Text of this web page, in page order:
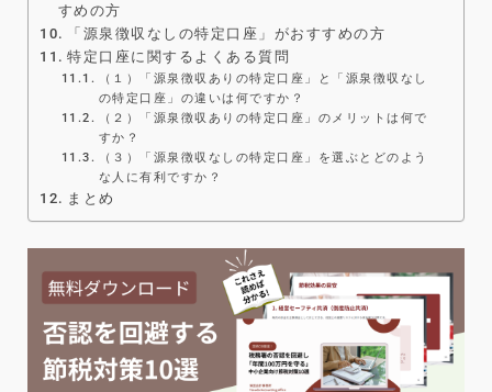
すめの方
「源泉徴収なしの特定口座」がおすすめの方
特定口座に関するよくある質問
（１）「源泉徴収ありの特定口座」と「源泉徴収なし
の特定口座」の違いは何ですか？
（２）「源泉徴収ありの特定口座」のメリットは何で
すか？
（３）「源泉徴収なしの特定口座」を選ぶとどのよう
な人に有利ですか？
まとめ